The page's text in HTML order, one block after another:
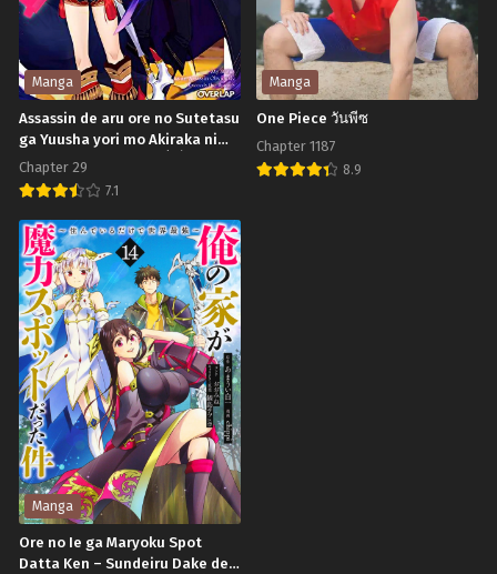
พฤศจิกายน 2, 2024 พฤศจิกายน 2, 2024
Chapter 30
พฤศจิกายน 2, 2024
Chapter 29
พฤศจิกายน 2, 2024
Chapter 28
พฤศจิกายน 2, 2024
Chapter 27
พฤศจิกายน 2, 2024
Chapter 26
Chapter 24
พฤศจิกายน 2, 2024
Chapter 22
พฤศจิกายน 2, 2024
Chapter 20
พฤศจิกายน 2, 2024
Chapter 18
พฤศจิกายน 2, 2024
Chapter 16
พฤศจิกายน 2, 2024
desu
Manga
Assassin de aru ore no Sutetasu
ga Yuusha yori mo Akiraka ni
Tsuyoi Nodaga ตัวผมที่เป็นนักลอบ
สังหารมีสเตตัสเหนือกว่าผู้กล้าอย่าง
เห็นได้ชัด
Chapter 29
7.1
Assassin
de
aru
ore
no
Sutetasu
ga
Yuusha
yori
mo
Akiraka
ni
Manga
One Piece วันพีซ
Chapter 1187
8.9
Manga
Ore no Ie ga Maryoku Spot
Datta Ken – Sundeiru Dake de